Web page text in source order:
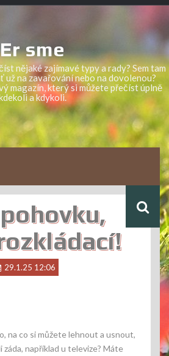
Er sme
nějaké zajímavé typy a rady? Sem tam
už na zavařování nebo na dovolenou?
magazín, který si můžete přečíst úplně
a kdykoli.
29.1.25 12:06
na co si můžete lehnout a usnout,
záda, například u televize? Máte